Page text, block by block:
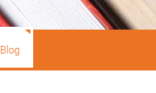
Blog